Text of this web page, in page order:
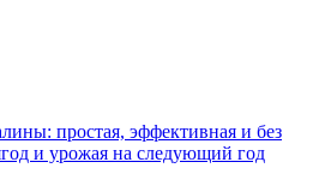
простая, эффективная и без
и урожая на следующий год